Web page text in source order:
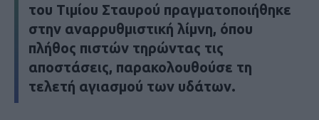
του Τιμίου Σταυρού πραγματοποιήθηκε
στην αναρρυθμιστική λίμνη, όπου
πλήθος πιστών τηρώντας τις
αποστάσεις, παρακολουθούσε τη
τελετή αγιασμού των υδάτων.